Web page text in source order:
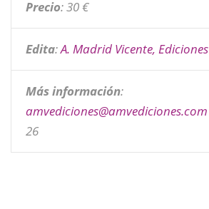
Precio: 30 €
Edita:A. Madrid Vicente, Ediciones
Más información:
amvediciones@amvediciones.com
26